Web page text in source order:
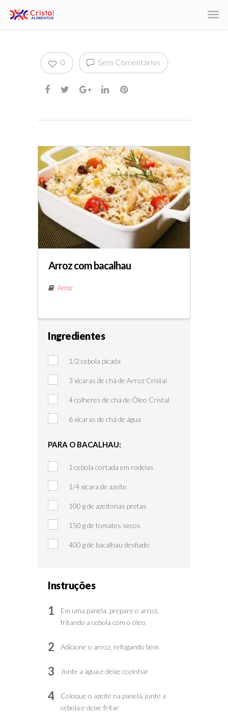
Sem Comentários
0
Arroz com bacalhau
Arroz
Ingredientes
1/2 cebola picada
3 xícaras de chá de Arroz Cristal
4 colheres de chá de Óleo Cristal
6 xícaras de chá de água
PARA O BACALHAU:
1 cebola cortada em rodelas
1/4 xícara de azeite
100 g de azeitonas pretas
150 g de tomates secos
400 g de bacalhau desfiado
Instruções
1
Em uma panela, prepare o arroz,
fritando a cebola com o óleo
2 Adicione o arroz, refogando bem
3 Junte a água e deixe cozinhar
4
Coloque o azeite na panela, junte a
cebola e deixe fritar